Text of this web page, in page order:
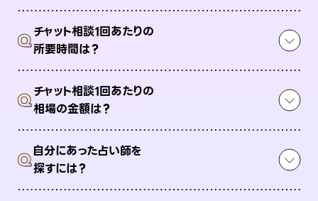
Qチャット相談1回あたりの
所要時間は？
Qチャット相談1回あたりの
相場の金額は？
Q自分にあった占い師を
探すには？